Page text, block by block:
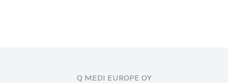
Q MEDI EUROPE OY